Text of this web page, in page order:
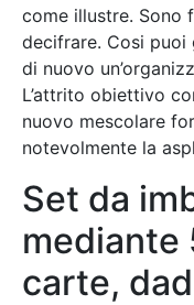
come illustre. Sono
decifrare. Cosi
di nuovo
L’attrito obiettivo
nuovo mescolare
notevolmente la
Set da
mediante
carte,